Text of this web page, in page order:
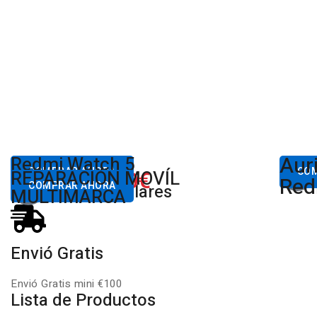
Desde80,00€
COMPRAR AHORA
Redmi Watch 5
Xiaomi
Desde650.00€
COMPRAR AHORA
REPARACIÓN MOVÍL
MULTIMARCA
Productos Populares
Envió Gratis
Envió Gratis mini €100
Lista de Productos